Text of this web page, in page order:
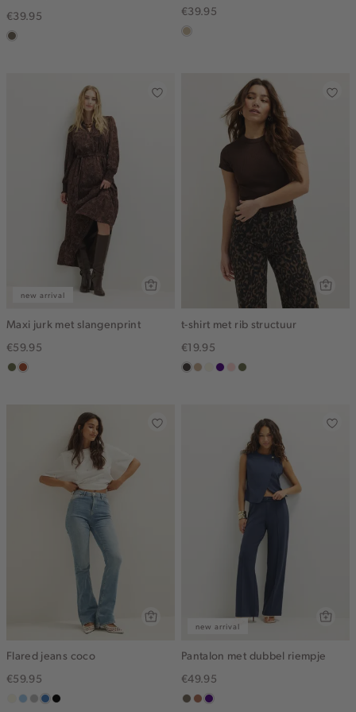
€39.95
middenbruin
€39.95
lichtzand
new arrival
Maxi jurk met slangenprint
€59.95
groen,
bruin
t-shirt met rib structuur
€19.95
chocozandwit,indigo
pinkgroen,
Flared jeans coco
€59.95
wit,lichtblauw
grijs,middenblauw
zwart,
new arrival
Pantalon met dubbel riempje
€49.95
middenbruin
terracotta
indigo